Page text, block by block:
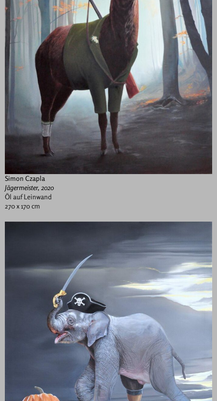
Simon Czapla
Jägermeister, 2020
Öl auf Leinwand
270 x 170 cm